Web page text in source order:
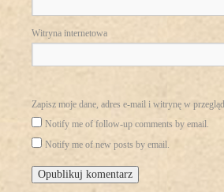
Witryna internetowa
Zapisz moje dane, adres e-mail i witrynę w
Notify me of follow-up comments by email.
Notify me of new posts by email.